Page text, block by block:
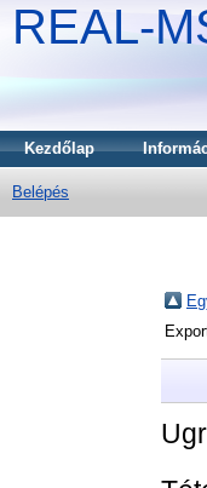
REAL-
Kezdőlap
Belépés